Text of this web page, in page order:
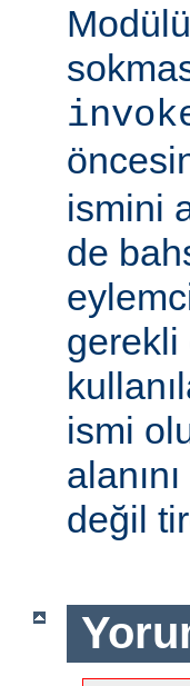
ismini
de
gerekli
ismi
değil